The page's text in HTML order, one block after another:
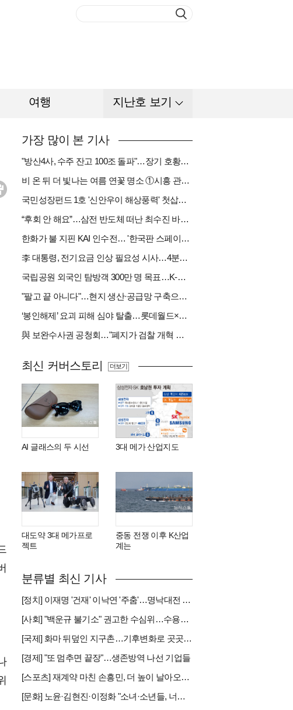
여행 지난호 보기
가장 많이 본 기사
"방산4사, 수주 잔고 100조 돌파"…장기 호황기 들어섰다[다시 나는 K방산①]
비 온 뒤 더 빛나는 여름 연꽃 명소 ①시흥 관곡지
국민성장펀드 1호 '신안우이 해상풍력' 첫삽…바람소득 시동[하반기 에너지②]
“후회 안 해요”…삼전 반도체 떠난 최수진 바텐더의 ‘피어오름’[피플]
한화가 불 지핀 KAI 인수전… '한국판 스페이스X' 탄생 촉각[다시 나는 K방산③]
李 대통령, 전기요금 인상 필요성 시사…4분기엔 오를까
국립공원 외국인 탐방객 300만 명 목표…K-트레킹 키운다
"팔고 끝 아니다"…현지 생산·공급망 구축으로 글로벌 진입장벽 돌파[다시 나는 K방산②]
‘봉인해제’ 요괴 피해 심야 탈출…롯데월드×당근
與 보완수사권 공청회…"폐지가 검찰 개혁 아냐" vs "보완수사권은 전면 재수사권"(종합)
최신 커버스토리
AI 글래스의 두 시선 3대 메가 산업지도
대도약 3대 메가프로
젝트
중동 전쟁 이후 K산업
계는
더보기
분류별 최신 기사
[정치] 이재명 '건재' 이낙연 '주춤'…명낙대전 불안한 휴전
[사회] "백운규 불기소" 권고한 수심위…수용땐 줄소송 피할듯
[국제] 화마 뒤덮인 지구촌…기후변화로 곳곳 대형 화재
[경제] "또 멈추면 끝장"…생존방역 나선 기업들
[스포츠] 재계약 마친 손흥민, 더 높이 날아오를까
[문화] 노윤·김현진·이정화 "소녀·소년들, 너희는 혼자가 아니야"